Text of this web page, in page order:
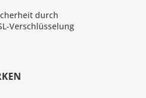
durch
Verschlüsselung